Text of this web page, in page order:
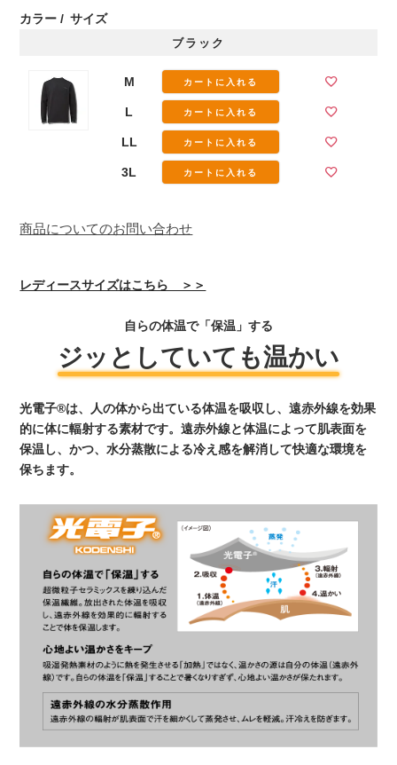
カラー サイズ
ブラック
M カートに入れる
L カートに入れる
LL カートに入れる
3L カートに入れる
商品についてのお問い合わせ
レディースサイズはこちら ＞＞
自らの体温で「保温」する
ジッとしていても温かい
光電子®は、人の体から出ている体温を吸収し、遠赤外線を効果
的に体に輻射する素材です。遠赤外線と体温によって肌表面を
保温し、かつ、水分蒸散による冷え感を解消して快適な環境を
保ちます。